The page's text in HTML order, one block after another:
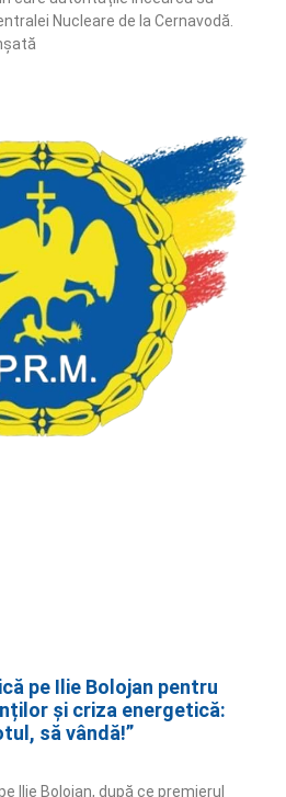
Nucleare de la Cernavodă.
pe Ilie Bolojan pentru
și criza energetică:
să vândă!”
Ilie Bolojan, după ce premierul